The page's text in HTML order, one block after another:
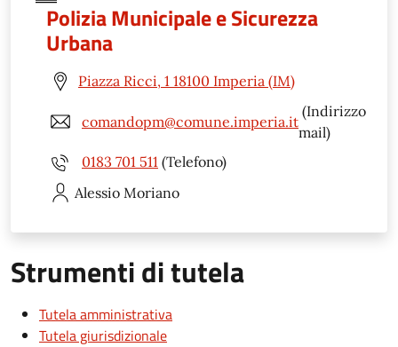
Polizia Municipale e Sicurezza
Urbana
Piazza Ricci, 1 18100 Imperia (IM)
comandopm@comune.imperia.it
(Indirizzo
mail)
0183 701 511 (Telefono)
Alessio Moriano
Strumenti di tutela
Tutela amministrativa
Tutela giurisdizionale